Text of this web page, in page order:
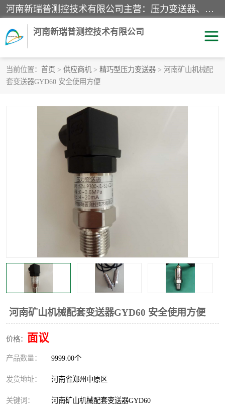
河南新瑞普测控技术有限公司主营：压力变送器、液位变送器、差压变送器、雷达料位计、电容物位计、温度显示控制仪表、电量变送器、流量计、工业自动化系统成套设备。
河南新瑞普测控技术有限公司
当前位置： 首页 > 供应商机 > 精巧型压力变送器 > 河南矿山机械配
套变送器GYD60 安全使用方便
河南矿山机械配套变送器GYD60 安全使用方便
价格： 面议
产品数量： 9999.00个
发货地址： 河南省郑州中原区
关键词： 河南矿山机械配套变送器GYD60
霍尼韦尔压力变送器
1151/3351产品分类
标准型工业压力变送器
温度显示控制仪表
流量计 工业自动化系统成套设备